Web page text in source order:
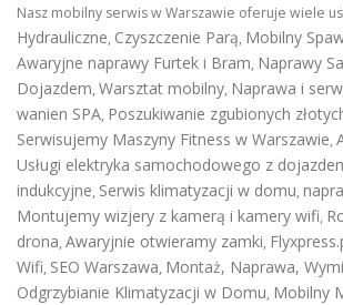
Nasz mobilny serwis w Warszawie oferuje wiele
Hydrauliczne, Czyszczenie Parą, Mobilny
Awaryjne naprawy Furtek i Bram, Naprawy
Dojazdem, Warsztat mobilny, Naprawa i
wanien SPA, Poszukiwanie zgubionych
Serwisujemy Maszyny Fitness w Warszawie,
Usługi elektryka samochodowego z
indukcyjne, Serwis klimatyzacji w domu,
Montujemy wizjery z kamerą i kamery wifi,
drona, Awaryjnie otwieramy zamki,
Wifi, SEO Warszawa, Montaż, Naprawa,
Odgrzybianie Klimatyzacji w Domu, Mobilny